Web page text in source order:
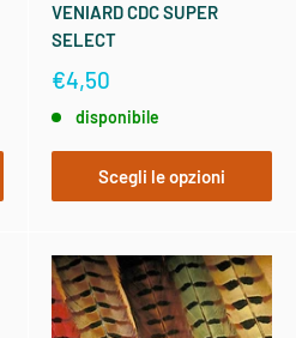
VENIARD CDC SUPER
SELECT
€4,50
disponibile
Scegli le opzioni